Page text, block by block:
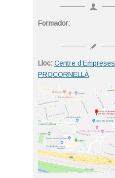
Formador:
Lloc: Centre d’Empreses
PROCORNELLÀ